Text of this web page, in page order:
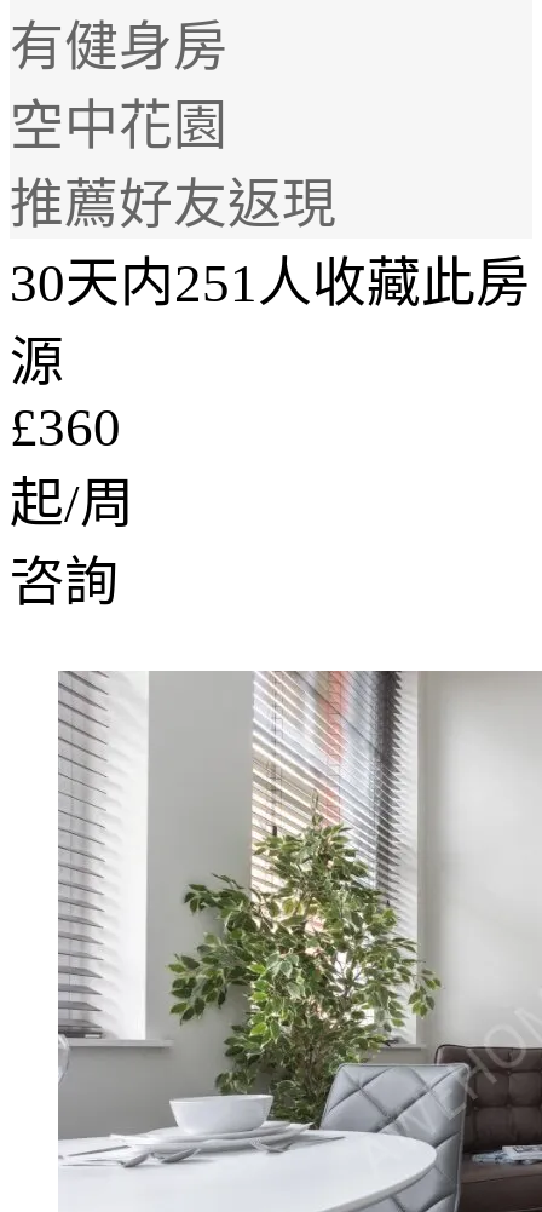
有健身房
空中花園
推薦好友返現
30天内251人收藏此房
源
£360
起/周
咨詢